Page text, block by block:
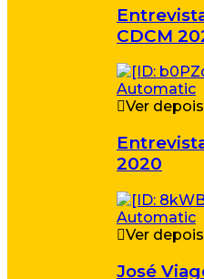
CDCM
Ver depois
2020
Ver depois
José